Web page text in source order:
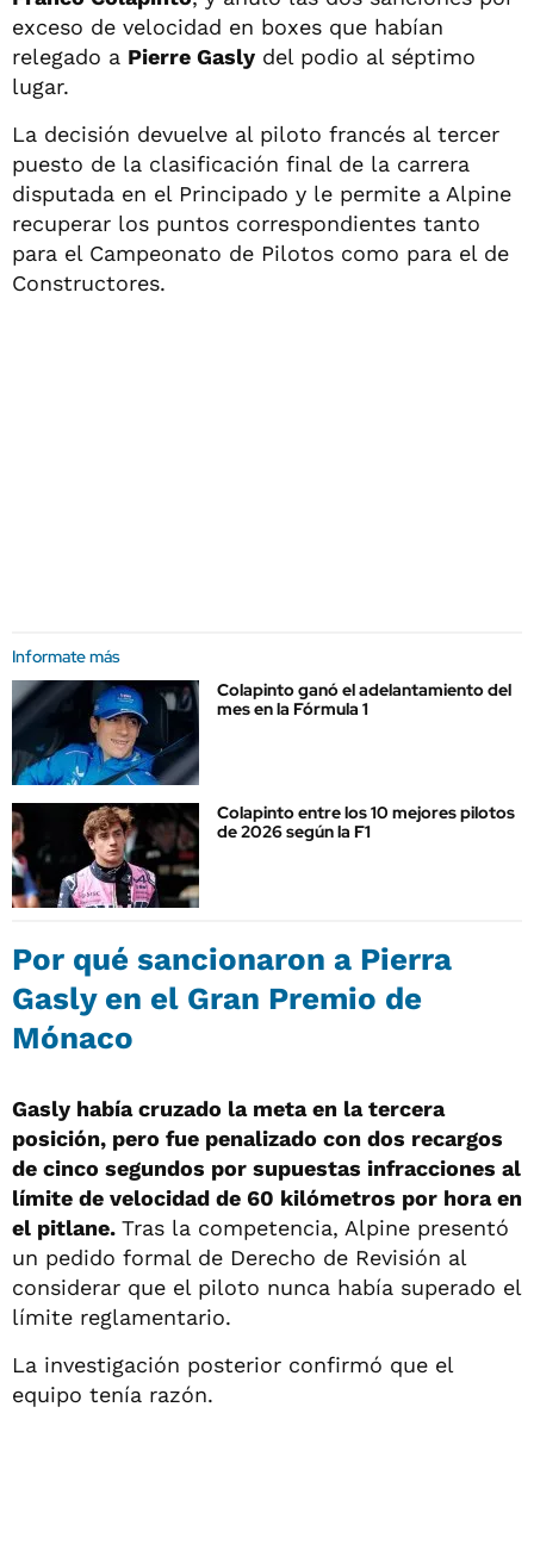
exceso de velocidad en boxes que habían
relegado a Pierre Gasly del podio al séptimo
lugar.
La decisión devuelve al piloto francés al tercer
puesto de la clasificación final de la carrera
disputada en el Principado y le permite a Alpine
recuperar los puntos correspondientes tanto
para el Campeonato de Pilotos como para el de
Constructores.
Informate más
Colapinto ganó el adelantamiento del
mes en la Fórmula 1
Colapinto entre los 10 mejores pilotos
de 2026 según la F1
Por qué sancionaron a Pierra
Gasly en el Gran Premio de
Mónaco
Gasly había cruzado la meta en la tercera
posición, pero fue penalizado con dos recargos
de cinco segundos por supuestas infracciones al
límite de velocidad de 60 kilómetros por hora en
el pitlane. Tras la competencia, Alpine presentó
un pedido formal de Derecho de Revisión al
considerar que el piloto nunca había superado el
límite reglamentario.
La investigación posterior confirmó que el
equipo tenía razón.